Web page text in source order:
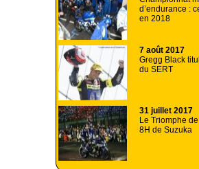
d’endurance :
en 2018
7 août 2017
Gregg Black
du SERT
31 juillet 2017
Le Triomphe
8H de Suzuka